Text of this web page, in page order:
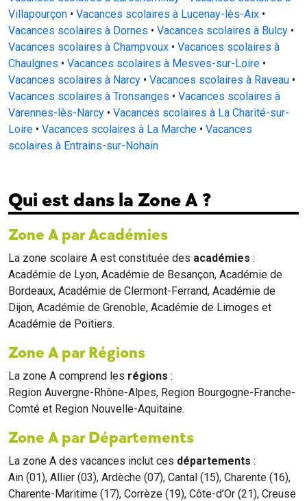
Villapourçon • Vacances scolaires à Lucenay-lès-Aix •
Vacances scolaires à Dornes • Vacances scolaires à Bulcy •
Vacances scolaires à Champvoux • Vacances scolaires à
Chaulgnes • Vacances scolaires à Mesves-sur-Loire •
Vacances scolaires à Narcy • Vacances scolaires à Raveau •
Vacances scolaires à Tronsanges • Vacances scolaires à
Varennes-lès-Narcy • Vacances scolaires à La Charité-sur-
Loire • Vacances scolaires à La Marche • Vacances
scolaires à Entrains-sur-Nohain
Qui est dans la Zone A ?
Zone A par Académies
La zone scolaire A est constituée des académies :
Académie de Lyon, Académie de Besançon, Académie de
Bordeaux, Académie de Clermont-Ferrand, Académie de
Dijon, Académie de Grenoble, Académie de Limoges et
Académie de Poitiers.
Zone A par Régions
La zone A comprend les régions :
Region Auvergne-Rhône-Alpes, Region Bourgogne-Franche-
Comté et Region Nouvelle-Aquitaine.
Zone A par Départements
La zone A des vacances inclut ces départements :
Ain (01), Allier (03), Ardèche (07), Cantal (15), Charente (16),
Charente-Maritime (17), Corrèze (19), Côte-d’Or (21), Creuse